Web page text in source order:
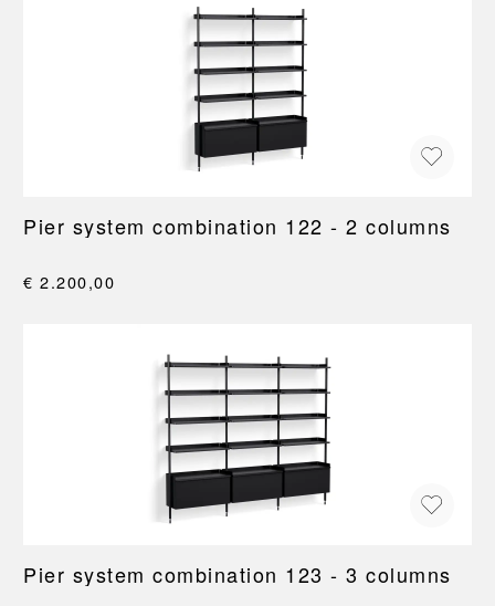
Pier system combination 122 - 2 columns
€ 2.200,00
Pier system combination 123 - 3 columns